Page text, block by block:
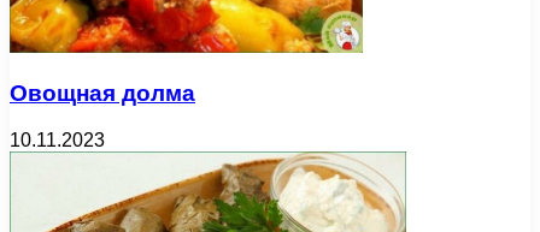
Овощная долма
10.11.2023